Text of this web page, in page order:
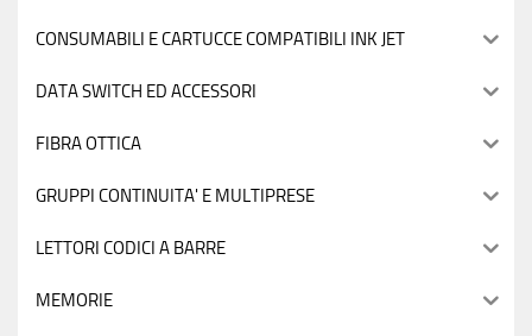
CONSUMABILI E CARTUCCE COMPATIBILI INK JET
DATA SWITCH ED ACCESSORI
FIBRA OTTICA
GRUPPI CONTINUITA' E MULTIPRESE
LETTORI CODICI A BARRE
MEMORIE